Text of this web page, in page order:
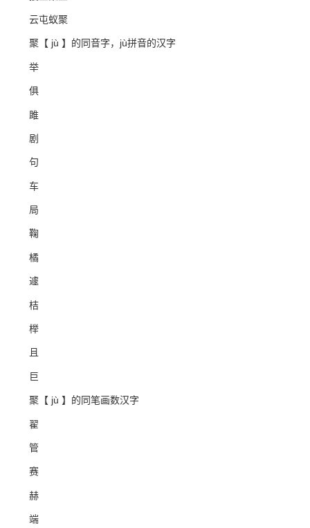
云屯蚁聚
聚【 jù 】的同音字，jù拼音的汉字
举
俱
雎
剧
句
车
局
鞠
橘
遽
桔
榉
且
巨
聚【 jù 】的同笔画数汉字
翟
管
赛
赫
端